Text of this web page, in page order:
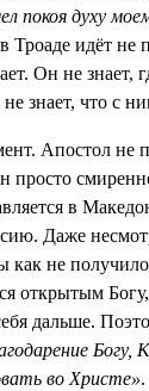
покоя духу
Троаде идёт не
Он не знает,
знает, что с
Апостол не
просто
в
Даже
как не
открытым
дальше.
Богу,
во Христе»